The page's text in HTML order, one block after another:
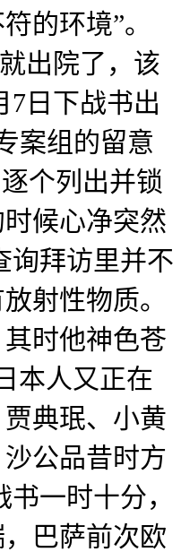
的环境”。
出院了，该
7日下战书出
案组的留意
个列出并锁
候心净突然
询拜访里并不
射性物质。
时他神色苍
本人又正在
典珉、小黄
公品昔时方
一时十分，
巴萨前次欧